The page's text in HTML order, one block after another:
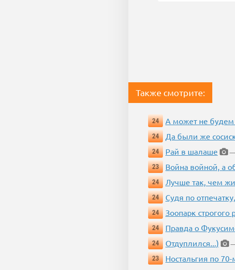
Также смотрите:
24 А может не будем
24
Да были же
24
Рай в шалаше
—
23
Война войной, а
24
Лучше так, чем
24
Судя по
24
Зоопарк
24
Правда о
24
Отдуплился...)
23
Ностальгия по 70-